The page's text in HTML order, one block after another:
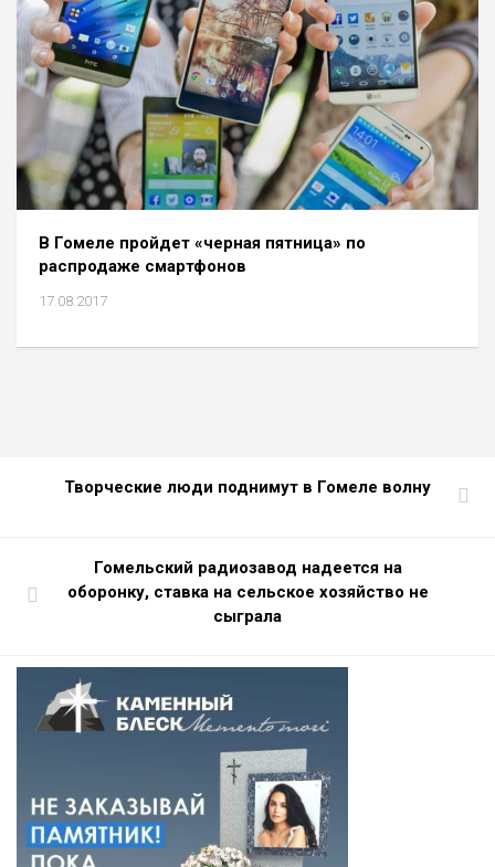
В Гомеле пройдет «черная пятница» по
распродаже смартфонов
17.08.2017
Творческие люди поднимут в Гомеле волну
Гомельский радиозавод надеется на
оборонку, ставка на сельское хозяйство не
сыграла